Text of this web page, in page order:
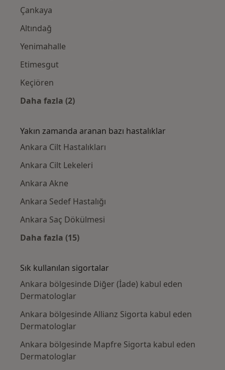
Çankaya
Altındağ
Yenimahalle
Etimesgut
Keçiören
Daha fazla (2)
Yakın zamanda aranan bazı hastalıklar
Ankara Cilt Hastalıkları
Ankara Cilt Lekeleri
Ankara Akne
Ankara Sedef Hastalığı
Ankara Saç Dökülmesi
Daha fazla (15)
Sık kullanılan sigortalar
Ankara bölgesinde Diğer (İade) kabul eden
Dermatologlar
Ankara bölgesinde Allianz Sigorta kabul eden
Dermatologlar
Ankara bölgesinde Mapfre Sigorta kabul eden
Dermatologlar